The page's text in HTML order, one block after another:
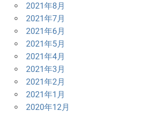
2021年8月
2021年7月
2021年6月
2021年5月
2021年4月
2021年3月
2021年2月
2021年1月
2020年12月